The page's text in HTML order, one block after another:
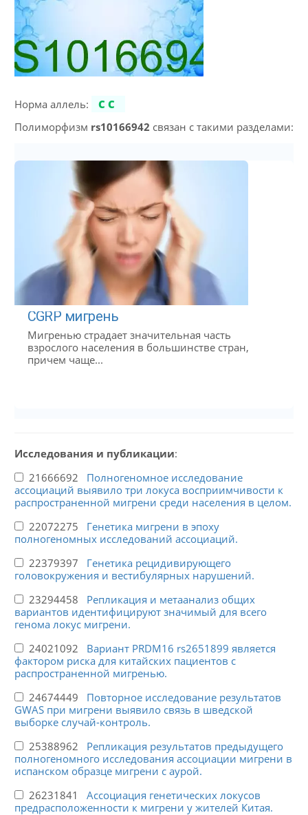
Норма аллель:
CC
Полиморфизм rs10166942 связан с такими разделами:
CGRP мигрень
Мигренью страдает значительная часть
взрослого населения в большинстве стран,
причем чаще...
Исследования и публикации:
21666692 Полногеномное исследование
ассоциаций выявило три локуса восприимчивости к
распространенной мигрени среди населения в целом.
22072275 Генетика мигрени в эпоху
полногеномных исследований ассоциаций.
22379397 Генетика рецидивирующего
головокружения и вестибулярных нарушений.
23294458 Репликация и метаанализ общих
вариантов идентифицируют значимый для всего
генома локус мигрени.
24021092 Вариант PRDM16 rs2651899 является
фактором риска для китайских пациентов с
распространенной мигренью.
24674449 Повторное исследование результатов
GWAS при мигрени выявило связь в шведской
выборке случай-контроль.
25388962 Репликация результатов предыдущего
полногеномного исследования ассоциации мигрени в
испанском образце мигрени с аурой.
26231841 Ассоциация генетических локусов
предрасположенности к мигрени у жителей Китая.